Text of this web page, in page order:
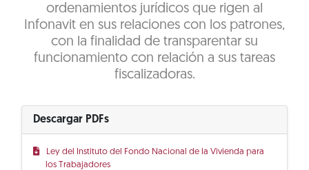
ordenamientos jurídicos que rigen al
Infonavit en sus relaciones con los patrones,
con la finalidad de transparentar su
funcionamiento con relación a sus tareas
fiscalizadoras.
Descargar PDFs
Ley del Instituto del Fondo Nacional de la Vivienda para
los Trabajadores